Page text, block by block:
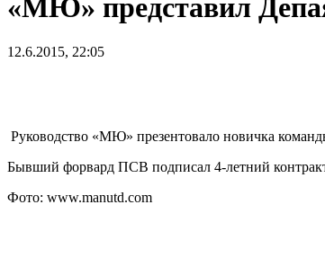
«МЮ» представил
12.6.2015, 22:05
Руководство «МЮ» презентовало новичка
Бывший форвард ПСВ подписал 4-летний
Фото: www.manutd.com